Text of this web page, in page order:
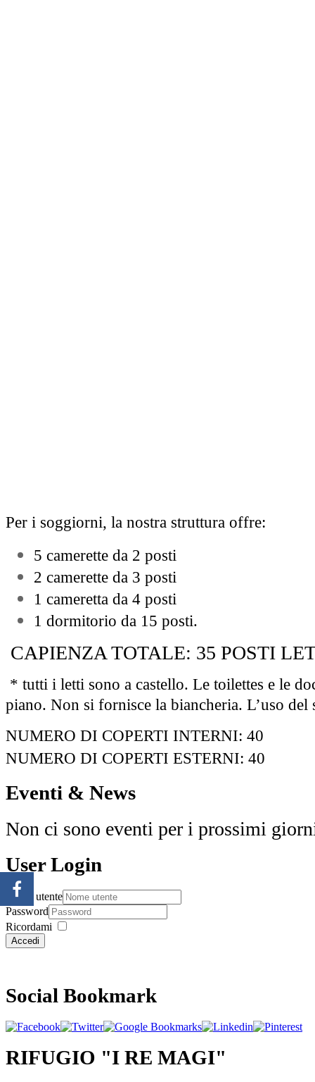
Per i soggiorni, la nostra struttura offre:
5 camerette da 2 posti
2 camerette da 3 posti
1 cameretta da 4 posti
1 dormitorio da 15 posti.
CAPIENZA TOTALE: 35 POSTI
* tutti i letti sono a castello. Le toilettes e le
piano. Non si fornisce la biancheria. L’uso
NUMERO DI COPERTI INTERNI: 40
NUMERO DI COPERTI ESTERNI: 40
Eventi & News
Non ci sono eventi per i prossimi
User Login
Nome utente
Password
Ricordami
Accedi
Social Bookmark
RIFUGIO "I RE MAGI"